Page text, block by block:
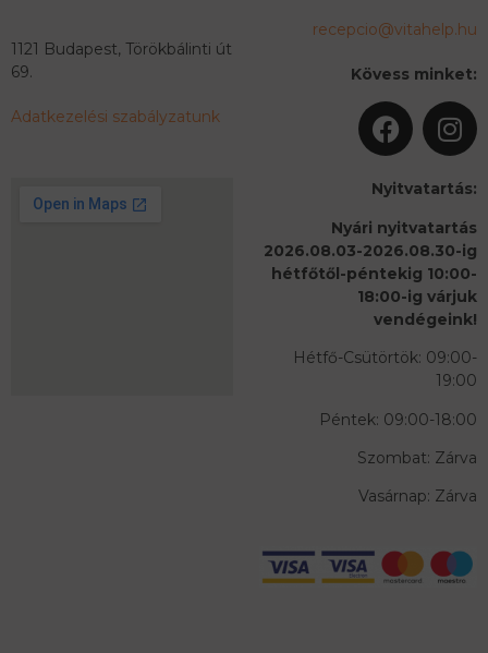
1121 Budapest, Törökbálinti út
69.
Adatkezelési szabályzatunk
recepcio@vitahelp.hu
Kövess minket:
Nyitvatartás:
Nyári nyitvatartás
2026.08.03-2026.08.30-ig
hétfőtől-péntekig 10:00-
18:00-ig várjuk
vendégeink!
Hétfő-Csütörtök: 09:00-
19:00
Péntek: 09:00-18:00
Szombat: Zárva
Vasárnap: Zárva